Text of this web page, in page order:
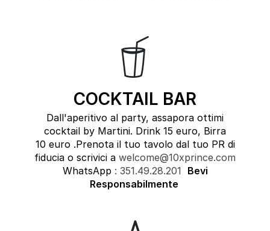
COCKTAIL BAR
Dall'aperitivo al party, assapora ottimi
cocktail by Martini. Drink 15 euro, Birra
10 euro .Prenota il tuo tavolo dal tuo PR di
fiducia o scrivici a welcome@10xprince.com
WhatsApp : 351.49.28.201 Bevi
Responsabilmente